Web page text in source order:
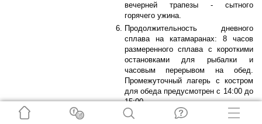
вечерней трапезы - сытного
горячего ужина.
Продолжительность дневного
сплава на катамаранах: 8 часов
размеренного сплава с короткими
остановками для рыбалки и
часовым перерывом на обед.
Промежуточный лагерь с костром
для обеда предусмотрен с 14:00 до
15:00.
В течение дневного активного